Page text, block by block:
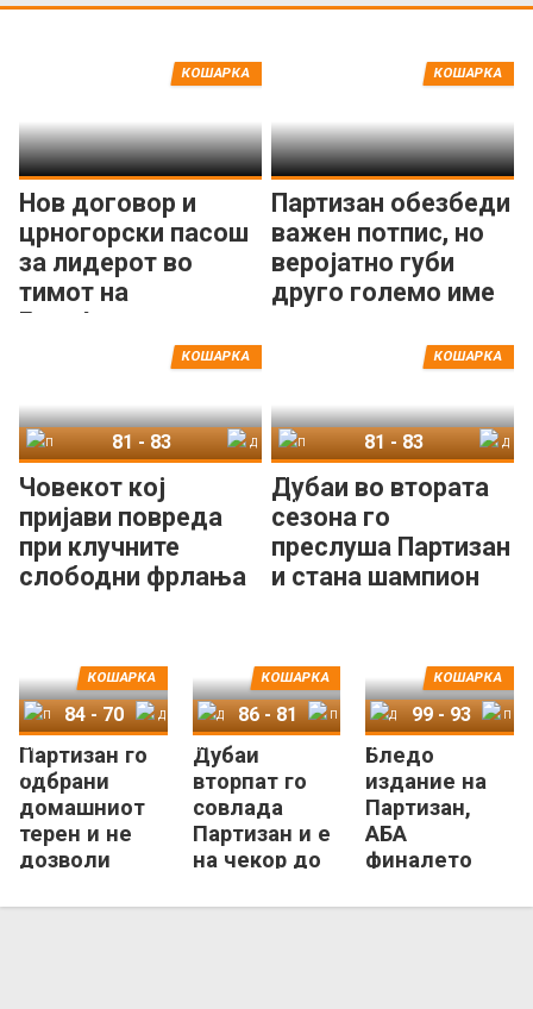
Нов договор и
црногорски пасош
за лидерот во
тимот на
Будуќност
КОШАРКА
Партизан обезбеди
важен потпис, но
веројатно губи
друго големо име
КОШАРКА
Човекот кој
пријави повреда
при клучните
слободни фрлања
КОШАРКА
81-83
Дубаи во втората
сезона го
преслуша Партизан
и стана шампион
КОШАРКА
81-83
Партизан го
одбрани
домашниот
терен и не
дозволи
Дубаи!
КОШАРКА
Партизан
84 - 70
Дубаи
вторпат го
совлада
Партизан и е
на чекор до
АБА-титула
КОШАРКА
Дубаи
86- 81
Бледо
издание на
Партизан,
АБА
финалето
триумф на
КОШАРКА
Дубаи
99- 93